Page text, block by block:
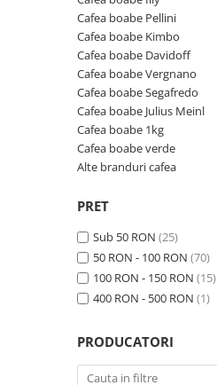
Cafea boabe Vergnano
Cafea boabe Segafredo
Cafea boabe Julius Meinl
Cafea boabe 1kg
Cafea boabe verde
Alte branduri cafea
Cafea de specialitate
Cafea Etiopia
Cafea Columbia
Cafea Brazilia
Cafea Guatemala
Cafea Costa Rica
Cafea Decofeinizata
Cafea Instant
Sistem de zahar si paleta
Tastaturi si butoane
Cafea boabe Pellini
Cafea boabe Kimbo
Cafea boabe Davidoff
Cafea boabe Vergnano
Cafea boabe Segafredo
Cafea boabe Julius Meinl
Cafea boabe 1kg
Cafea boabe verde
Alte branduri cafea
PRET
Sub 50 RON (25)
50 RON - 100 RON (70)
100 RON - 150 RON (15)
400 RON - 500 RON (1)
PRODUCATORI